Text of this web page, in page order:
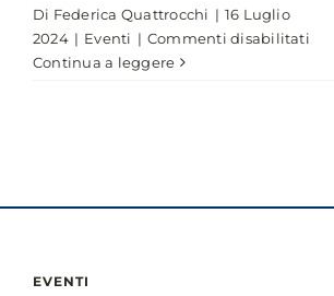
Di Federica Quattrocchi | 16 Luglio
2024 | Eventi | Commenti disabilitatisu
dal
Continua a leggere
EVENTI